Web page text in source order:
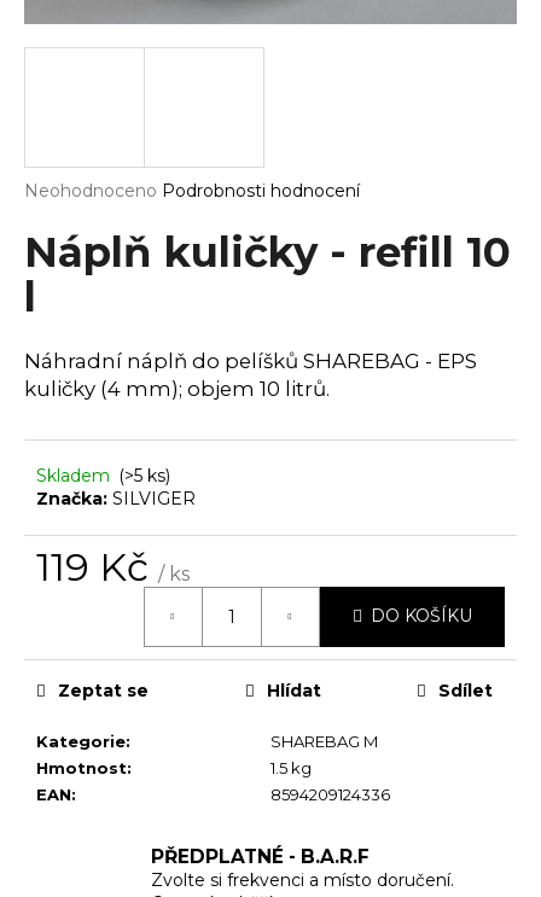
Průměrné
produktu
je
0,0
hvězdiček.
Neohodnoceno Podrobnosti hodnocení
Náplň kuličky - refill 10
l
Náhradní náplň do pelíšků SHAREBAG - EPS
kuličky (4 mm); objem 10 litrů.
Skladem (>5 ks)
Značka: SILVIGER
119 Kč / ks
DO KOŠÍKU
Kategorie:
SHAREBAG M
Hmotnost:
1.5 kg
EAN: 8594209124336
Zeptat se Hlídat Sdílet
PŘEDPLATNÉ - B.A.R.F
Zvolte si frekvenci a místo doručení.
a
D
p
o
č
e